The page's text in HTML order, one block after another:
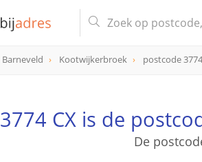
Barneveld Kootwijkerbroek postcode 3774
3774 CX is de
De